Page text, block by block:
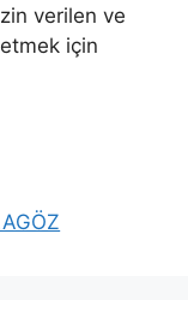
verilen ve
için